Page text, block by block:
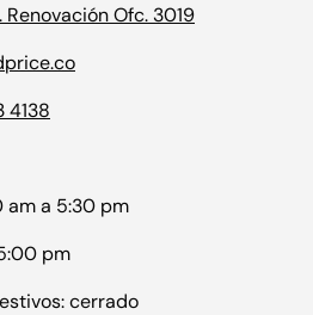
Ofc. 3019
4138
am a 5:30 pm
pm
cerrado